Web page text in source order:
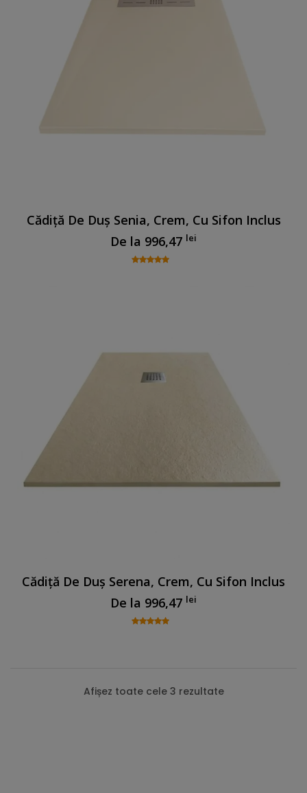
Cădiță De Duș Senia, Crem, Cu Sifon Inclus
De la 996,47 lei
Cădiță De Duș Serena, Crem, Cu Sifon Inclus
De la 996,47 lei
Afișez toate cele 3 rezultate